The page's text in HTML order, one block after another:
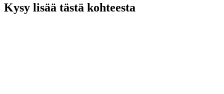
Kysy lisää tästä kohteesta